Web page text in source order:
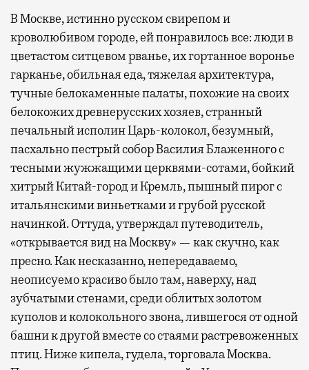
В Москве, истинно русском свирепом и
кроволюбивом городе, ей понравилось все: люди в
цветастом ситцевом рванье, их гортанное воронье
гарканье, обильная еда, тяжелая архитектура,
тучные белокаменные палаты, похожие на своих
белокожих древнерусских хозяев, странный
печальный исполин Царь-колокол, безумный,
пасхально пестрый собор Василия Блаженного с
тесными жужжащими церквями-сотами, бойкий
хитрый Китай-город и Кремль, пышный пирог с
итальянскими виньетками и грубой русской
начинкой. Оттуда, утверждал путеводитель,
«открывается вид на Москву» — как скучно, как
пресно. Как несказанно, непередаваемо,
неописуемо красиво было там, наверху, над
зубчатыми стенами, среди облитых золотом
куполов и колокольного звона, лившегося от одной
башни к другой вместе со стаями растревоженных
птиц. Ниже кипела, гудела, торговала Москва.